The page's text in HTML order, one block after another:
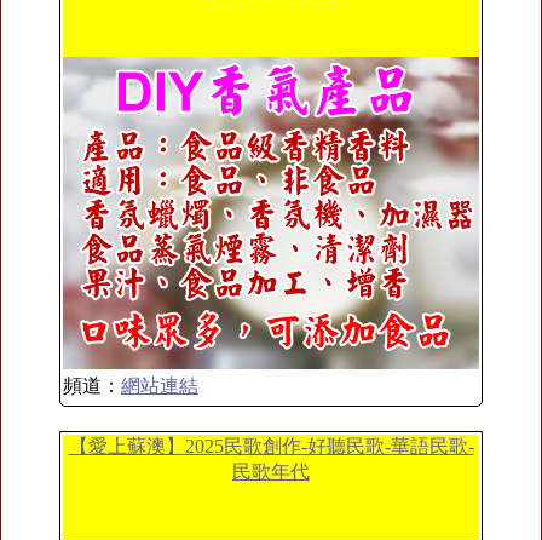
頻道： 網站連結
【愛上蘇澳】2025民歌創作-好聽民歌-華語民歌-
民歌年代